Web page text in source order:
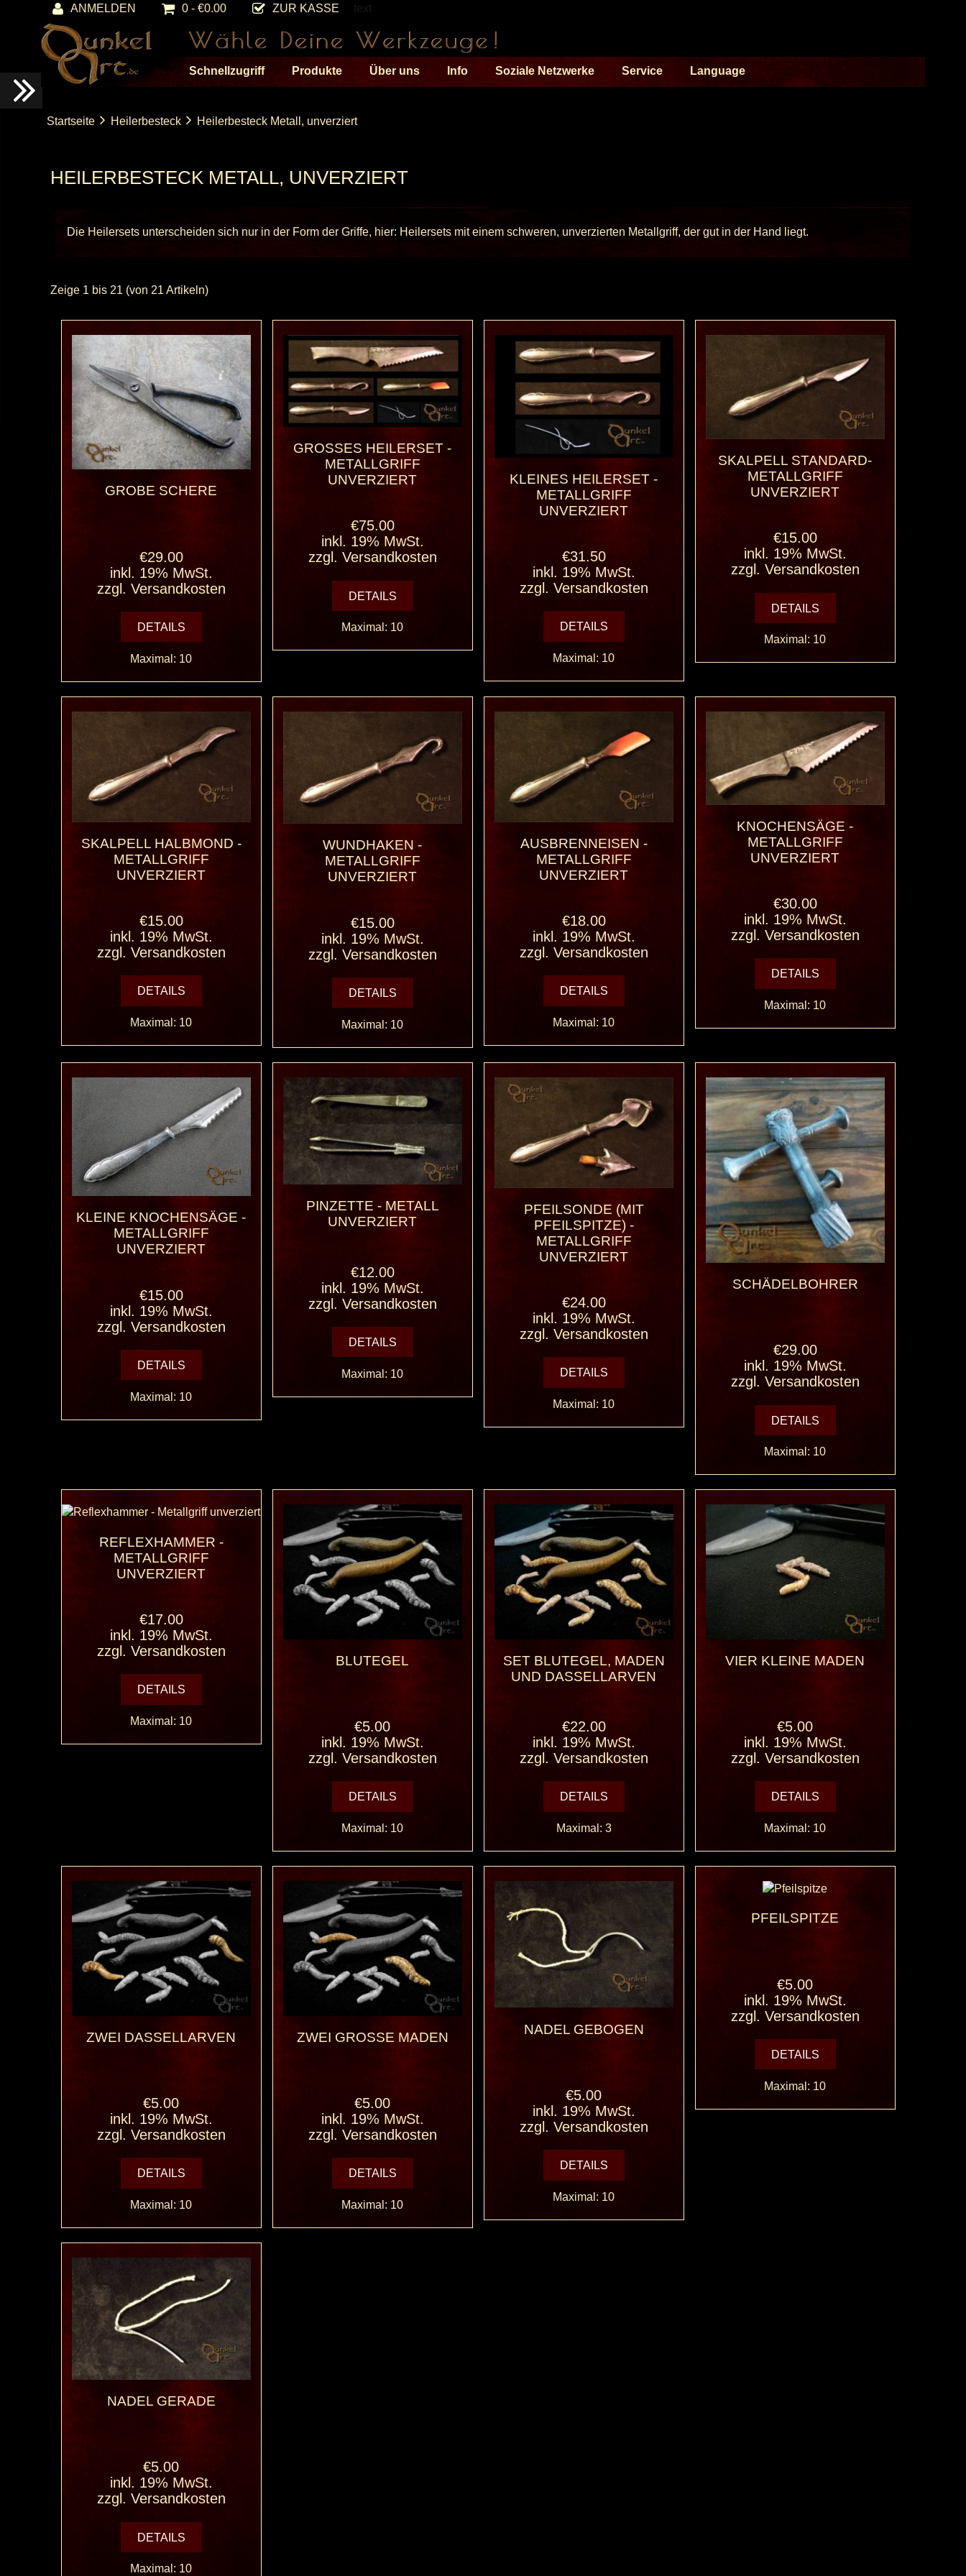
ANMELDEN 0 - €0.00 ZUR KASSE
Schnellzugriff Produkte Über uns Info Soziale Netzwerke Service Language
Startseite Heilerbesteck Heilerbesteck Metall, unverziert
HEILERBESTECK METALL, UNVERZIERT
Die Heilersets unterscheiden sich nur in der Form der Griffe, hier: Heilersets mit einem schweren, unverzierten Metallgriff, der gut in der Hand liegt.
Zeige 1 bis 21 (von 21 Artikeln)
GROBE SCHERE
€29.00
inkl. 19% MwSt.
zzgl. Versandkosten
DETAILS
Maximal: 10
GROSSES HEILERSET - M
ETALLGRIFF U
NVERZIERT
€75.00
inkl. 19% MwSt.
zzgl. Versandkosten
DETAILS
Maximal: 10
KLEINES HEILERSET -
METALLGRIFF
UNVERZIERT
€31.50
inkl. 19% MwSt.
zzgl. Versandkosten
DETAILS
Maximal: 10
SKALPELL STANDARD-
METALLGRIFF
UNVERZIERT
€15.00
inkl. 19% MwSt.
zzgl. Versandkosten
DETAILS
Maximal: 10
SKALPELL HALBMOND -
METALLGRIFF
UNVERZIERT
€15.00
inkl. 19% MwSt.
zzgl. Versandkosten
DETAILS
Maximal: 10
WUNDHAKEN -
METALLGRIFF
UNVERZIERT
€15.00
inkl. 19% MwSt.
zzgl. Versandkosten
DETAILS
Maximal: 10
AUSBRENNEISEN -
METALLGRIFF
UNVERZIERT
€18.00
inkl. 19% MwSt.
zzgl. Versandkosten
DETAILS
Maximal: 10
KNOCHENSÄGE -
METALLGRIFF
UNVERZIERT
€30.00
inkl. 19% MwSt.
zzgl. Versandkosten
DETAILS
Maximal: 10
KLEINE KNOCHENSÄGE -
METALLGRIFF
UNVERZIERT
€15.00
inkl. 19% MwSt.
zzgl. Versandkosten
DETAILS
Maximal: 10
PINZETTE - METALL
UNVERZIERT
€12.00
inkl. 19% MwSt.
zzgl. Versandkosten
DETAILS
Maximal: 10
PFEILSONDE (MIT
PFEILSPITZE) -
METALLGRIFF
UNVERZIERT
€24.00
inkl. 19% MwSt.
zzgl. Versandkosten
DETAILS
Maximal: 10
SCHÄDELBOHRER
€29.00
inkl. 19% MwSt.
zzgl. Versandkosten
DETAILS
Maximal: 10
REFLEXHAMMER -
METALLGRIFF
UNVERZIERT
€17.00
inkl. 19% MwSt.
zzgl. Versandkosten
DETAILS
Maximal: 10
BLUTEGEL
€5.00
inkl. 19% MwSt.
zzgl. Versandkosten
DETAILS
Maximal: 10
SET BLUTEGEL, MADEN
UND DASSELLARVEN
€22.00
inkl. 19% MwSt.
zzgl. Versandkosten
DETAILS
Maximal: 3
VIER KLEINE MADEN
€5.00
inkl. 19% MwSt.
zzgl. Versandkosten
DETAILS
Maximal: 10
ZWEI DASSELLARVEN
€5.00
inkl. 19% MwSt.
zzgl. Versandkosten
DETAILS
Maximal: 10
ZWEI GROSSE MADEN
€5.00
inkl. 19% MwSt.
zzgl. Versandkosten
DETAILS
Maximal: 10
NADEL GEBOGEN
€5.00
inkl. 19% MwSt.
zzgl. Versandkosten
DETAILS
Maximal: 10
PFEILSPITZE
€5.00
inkl. 19% MwSt.
zzgl. Versandkosten
DETAILS
Maximal: 10
NADEL GERADE
€5.00
inkl. 19% MwSt.
zzgl. Versandkosten
DETAILS
Maximal: 10